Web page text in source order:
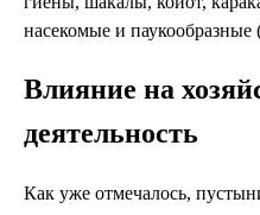
насекомые и
Влияние на
деятельность
Как уже отмечалось,